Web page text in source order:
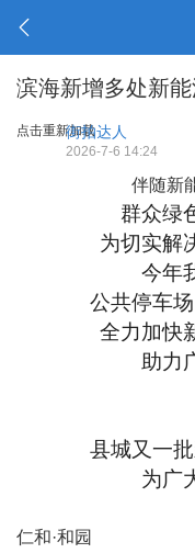
滨海新增多处新
点击重新加载街拍达人
2026-7-6 14:24
伴随新
群众绿
为切实解
今年
公共停车
全力加快
助力
县城又一
为广
仁和·和园